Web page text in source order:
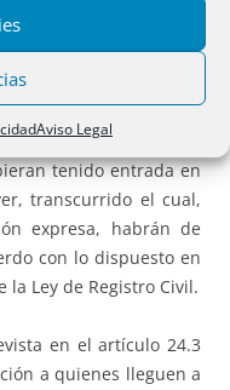
Aviso Legal
y de dispensa
para recuperar la
resueltas en el plazo
tenido entrada en
transcurrido el cual,
expresa, habrán de
con lo dispuesto en
Ley de Registro Civil.
en el artículo 24.3
a quienes lleguen a